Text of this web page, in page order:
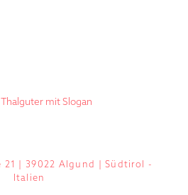
21 | 39022 Algund | Südtirol -
Italien